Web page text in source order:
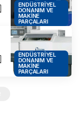
ENDÜSTRIYEL
DONANIM VE
MAKINE
PARÇALARI
ENDÜSTRIYEL
DONANIM VE
MAKINE
PARÇALARI